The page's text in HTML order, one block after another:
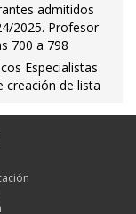
admitidos
2025. Profesor
700 a 798
Especialistas
creación de lista